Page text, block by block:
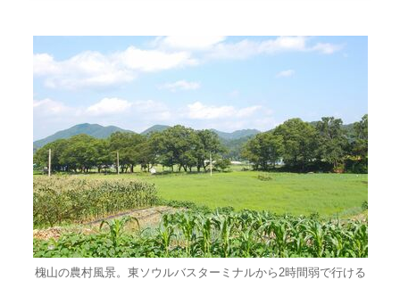
槐山の農村風景。東ソウルバスターミナルから2時間弱で行ける